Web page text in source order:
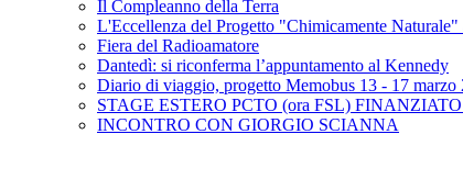
Il Compleanno della Terra
L'Eccellenza del Progetto "Chimicamente
Fiera del Radioamatore
Dantedì: si riconferma l’appuntamento al Kennedy
Diario di viaggio, progetto Memobus 13 - 17 marzo
STAGE ESTERO PCTO (ora FSL) FINANZIATO
INCONTRO CON GIORGIO SCIANNA